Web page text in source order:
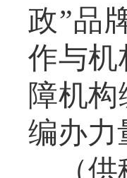
政”品
作与机
障机
编办力
（供